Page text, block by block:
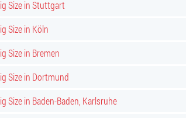
Size in Stuttgart
Size in Köln
Size in Bremen
Size in Dortmund
Size in Baden-Baden, Karlsruhe